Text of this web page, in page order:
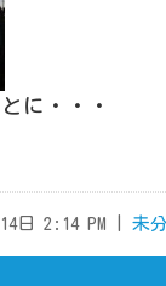
に・・・
14日 2:14 PM | 未